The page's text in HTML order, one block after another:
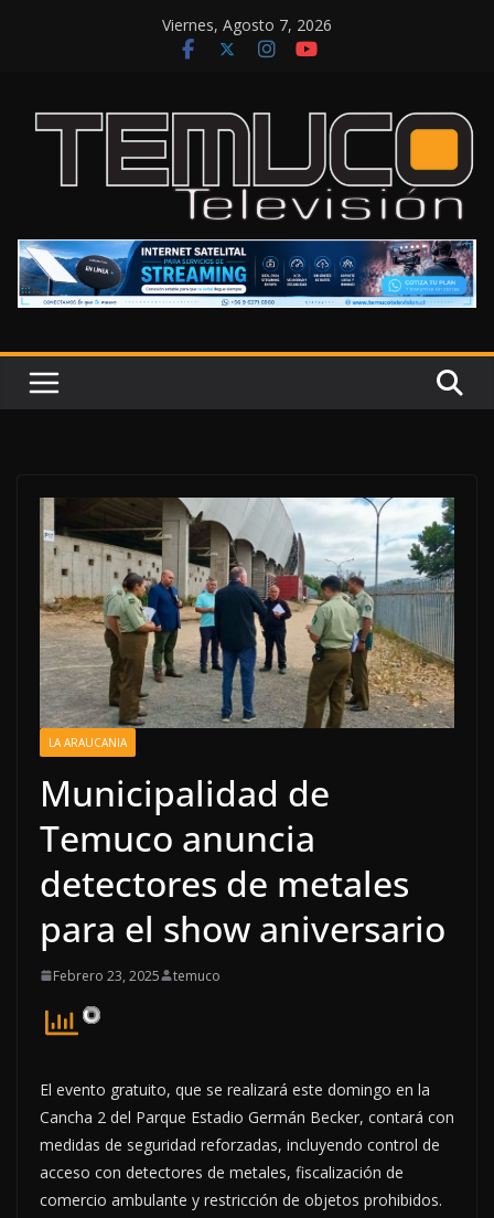
Viernes, Agosto 7, 2026
LA ARAUCANIA
Municipalidad de
Temuco anuncia
detectores de metales
para el show aniversario
Febrero 23, 2025 temuco
El evento gratuito, que se realizará este domingo en la
Cancha 2 del Parque Estadio Germán Becker, contará con
medidas de seguridad reforzadas, incluyendo control de
acceso con detectores de metales, fiscalización de
comercio ambulante y restricción de objetos prohibidos.